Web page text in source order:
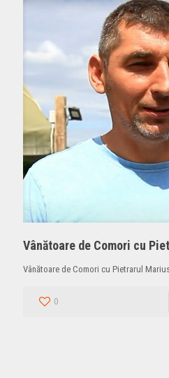
Vânătoare de Comori cu
Vânătoare de Comori cu Pietrarul
0